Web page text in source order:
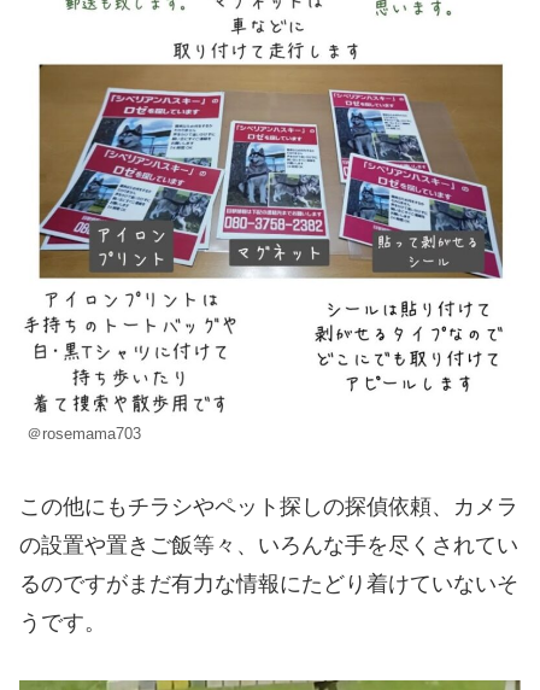
＠rosemama703
この他にもチラシやペット探しの探偵依頼、カメラ
の設置や置きご飯等々、いろんな手を尽くされてい
るのですがまだ有力な情報にたどり着けていないそ
うです。